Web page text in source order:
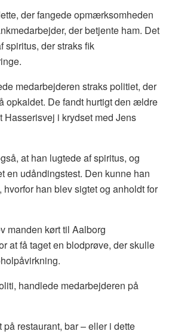
der fangede opmærksomheden
der betjente ham. Det
spiritus, der straks fik
medarbejderen straks politiet, der
opkaldet. De fandt hurtigt den ældre
Hasserisvej i krydset med Jens
at han lugtede af spiritus, og
en udåndingstest. Den kunne han
han blev sigtet og anholdt for
manden kørt til Aalborg
at få taget en blodprøve, der skulle
handlede medarbejderen på
restaurant, bar – eller i dette